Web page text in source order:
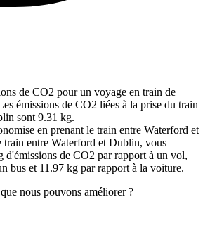
de CO2 pour un voyage en train de
émissions de CO2 liées à la prise du train
sont 9.31 kg.
en prenant le train entre Waterford et
train entre Waterford et Dublin, vous
d'émissions de CO2 par rapport à un vol,
bus et 11.97 kg par rapport à la voiture.
nous pouvons améliorer ?